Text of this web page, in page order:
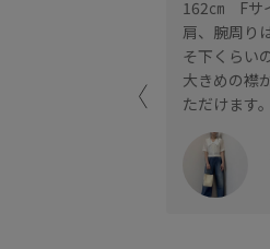
162㎝ Fサ
肩、腕周り
そ下くらい
大きめの襟
ただけます。